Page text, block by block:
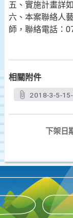
五、實施計畫詳
六、本案聯絡人
師，聯絡電話：
相關附件
2018-3-5-
下架日